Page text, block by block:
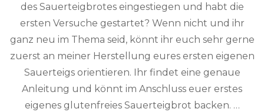
des Sauerteigbrotes eingestiegen und habt die
ersten Versuche gestartet? Wenn nicht und ihr
ganz neu im Thema seid, könnt ihr euch sehr gerne
zuerst an meiner Herstellung eures ersten eigenen
Sauerteigs orientieren. Ihr findet eine genaue
Anleitung und könnt im Anschluss euer erstes
eigenes glutenfreies Sauerteigbrot backen. …